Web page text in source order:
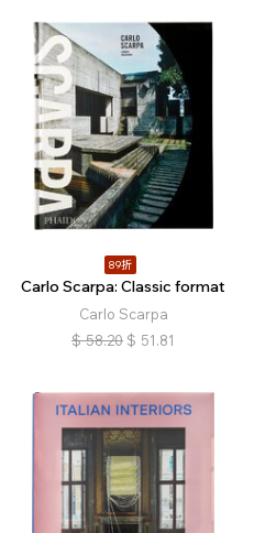
89折
Carlo Scarpa: Classic format
Carlo Scarpa
$ 58.20 $ 51.81